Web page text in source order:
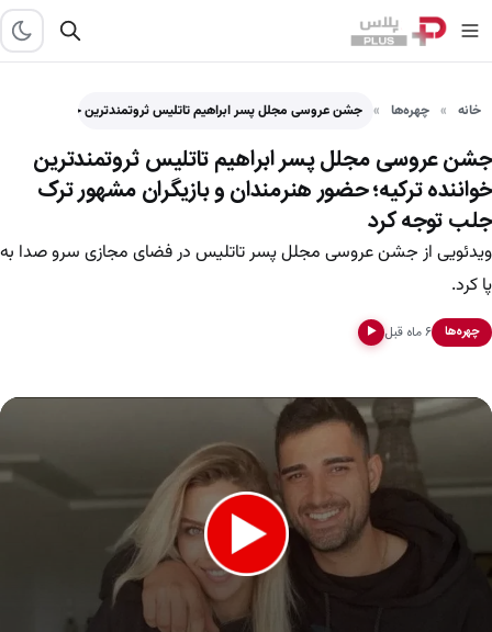
خانه چهره‌ها جشن عروسی مجلل پسر ابراهیم تاتلیس ثروتمندترین خواننده
جشن عروسی مجلل پسر ابراهیم تاتلیس ثروتمندترین
خواننده ترکیه؛ حضور هنرمندان و بازیگران مشهور ترک
جلب توجه کرد
ویدئویی از جشن عروسی مجلل پسر تاتلیس در فضای مجازی سرو صدا به
پا کرد.
چهره‌ها ۶ ماه قبل ▶